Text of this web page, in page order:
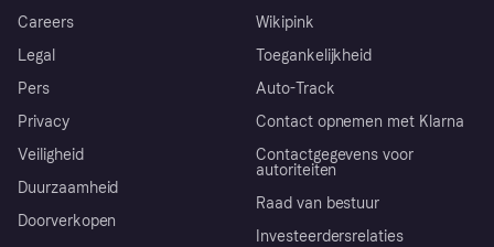
Careers
Legal
Pers
Privacy
Veiligheid
Duurzaamheid
Doorverkopen
Wikipink
Toegankelijkheid
Auto-Track
Contact opnemen met Klarna
Contactgegevens voor
autoriteiten
Raad van bestuur
Investeerdersrelaties